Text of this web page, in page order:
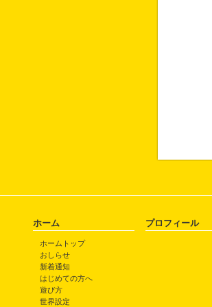
ホーム
ホームトップ
おしらせ
新着通知
はじめての方へ
遊び方
世界設定
プロフィール